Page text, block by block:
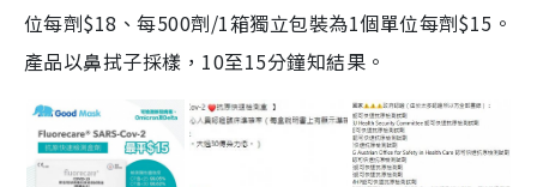
位每劑$18、每500劑/1箱獨立包裝為1個單位每劑$15。
產品以鼻拭子採樣，10至15分鐘知結果。